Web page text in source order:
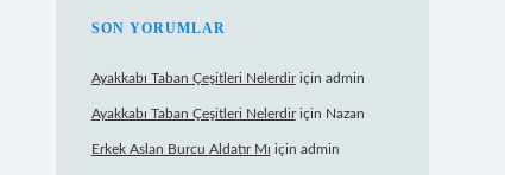
SON YORUMLAR
Ayakkabı Taban Çeşitleri Nelerdiriçin admin
Ayakkabı Taban Çeşitleri Nelerdiriçin Nazan
Erkek Aslan Burcu Aldatır Mı için admin